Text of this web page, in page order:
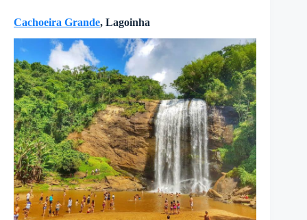
Cachoeira Grande, Lagoinha